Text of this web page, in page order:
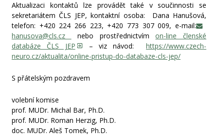
Aktualizaci kontaktů lze provádět také v součinnosti se
sekretariátem ČLS JEP, kontaktní osoba: Dana Hanušová,
telefon: +420 224 266 223, +420 773 307 009, e-mail:
hanusova@cls.cz
nebo prostřednictvímon-line členské
databáze ČLS JEP
– viz návod:https://www.czech-
neuro.cz/aktualita/online-pristup-do-databaze-cls-jep/
S přátelským pozdravem
volební komise
prof. MUDr. Michal Bar, Ph.D.
prof. MUDr. Roman Herzig, Ph.D.
doc. MUDr. Aleš Tomek, Ph.D.